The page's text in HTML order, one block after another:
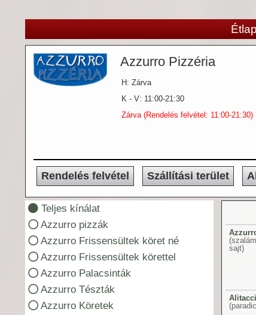
Étlap
Azzurro Pizzéria
H: Zárva
K - V: 11:00-21:30
Zárva (Rendelés felvétel: 11:00-21:30)
Rendelés felvétel Szállítási terület
Teljes kínálat
Azzurro pizzák
Azzurro Frissensültek köret né
Azzurro Frissensültek körettel
Azzurro Palacsinták
Azzurro Tészták
Azzurro Köretek
sajt)